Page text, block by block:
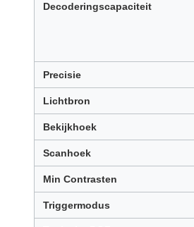
Decoderingscapaciteit
Precisie
Lichtbron
Bekijkhoek
Scanhoek
Min Contrasten
Triggermodus